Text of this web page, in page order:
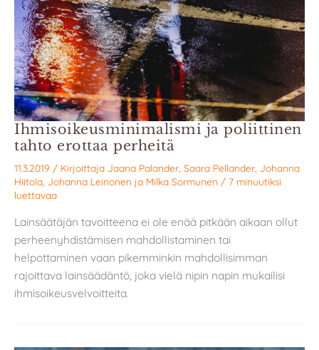
Ihmisoikeusminimalismi ja poliittinen
tahto erottaa perheitä
11.3.2019 / Kirjoittaja Jaana Palander Saara Pellander Johanna
Hiitola Johanna Leinonen ja Milka Sormunen / 7 minuutiksi
luettavaa
Lainsäätäjän tavoitteena ei ole enää pitkään aikaan ollut
perheenyhdistämisen mahdollistaminen tai
helpottaminen vaan pikemminkin mahdollisimman
rajoittava lainsäädäntö, joka vielä nipin napin mukailisi
ihmisoikeusvelvoitteita.